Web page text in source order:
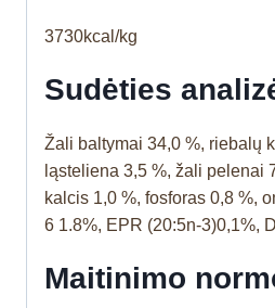
3730kcal/kg
Sudėties
Žali baltymai 34,0 %, riebalų
ląsteliena 3,5 %, žali pelenai
kalcis 1,0 %, fosforas 0,8 %,
6 1.8%, EPR (20:5n-3)0,1%,
Maitinimo